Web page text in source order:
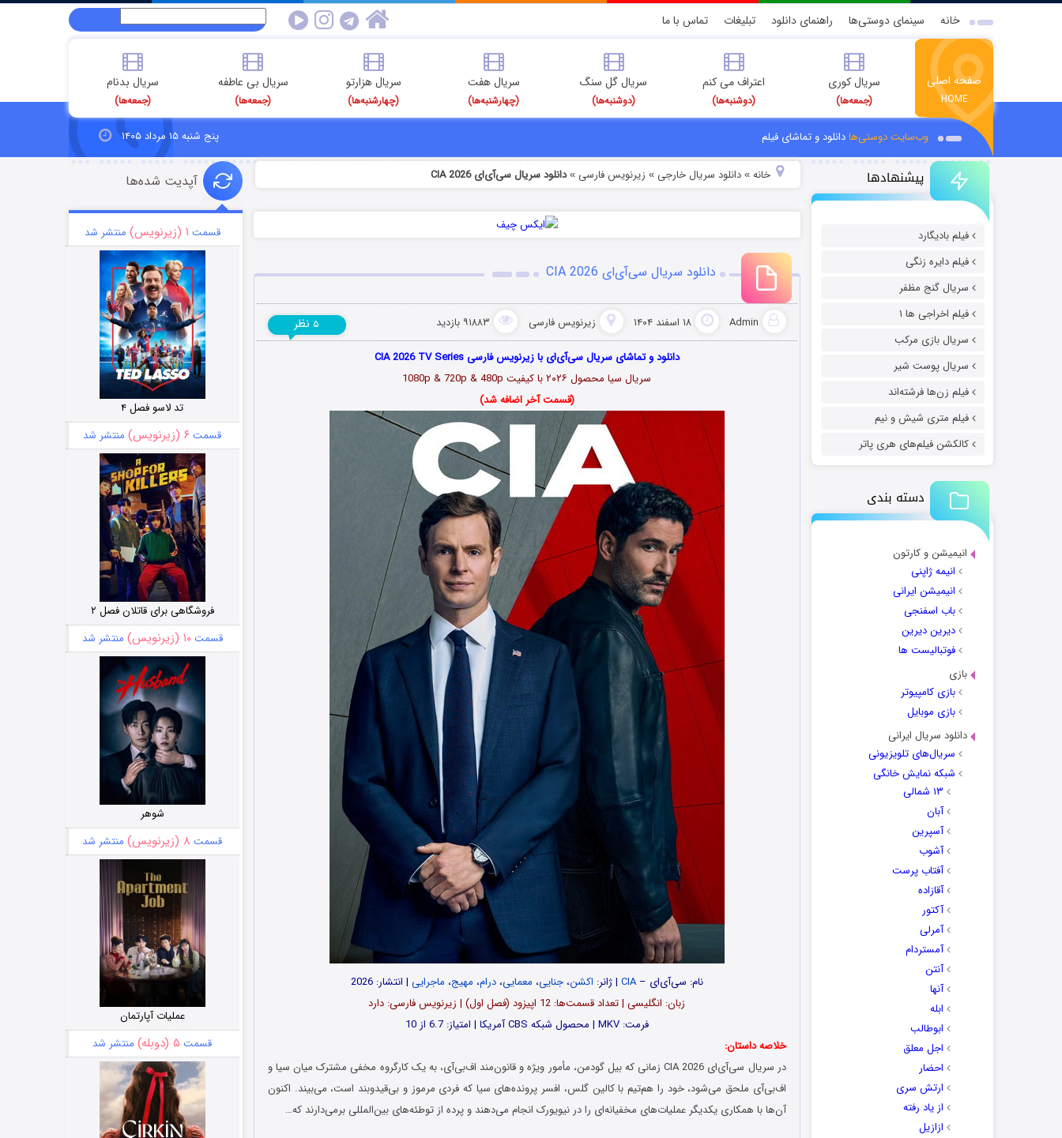
خانه سینمای دوستی‌ها راهنمای دانلود تبلیغات تماس با ما
صفحه اصلی
HOME
سریال کوری
(جمعه‌ها)
اعتراف می کنم
(دوشنبه‌ها)
سریال گل سنگ
(دوشنبه‌ها)
سریال هفت
(چهارشنبه‌ها)
سریال هزارتو
(چهارشنبه‌ها)
سریال بی عاطفه
(جمعه‌ها)
سریال بدنام
(جمعه‌ها)
وب‌سایت دوستی‌هادانلود و تماشای فیلم پنج شنبه ۱۵ مرداد ۱۴۰۵
پیشنهادها
فیلم بادیگارد
فیلم دایره زنگی
سریال گنج مظفر
فیلم اخراجی ها ۱
سریال بازی مرکب
سریال پوست شیر
فیلم زن‌ها فرشته‌اند
فیلم متری شیش و نیم
کالکشن فیلم‌های هری پاتر
دسته بندی
انیمیشن و کارتون
انیمه ژاپنی
انیمیشن ایرانی
باب اسفنجی
دیرین دیرین
فوتبالیست ها
بازی
بازی کامپیوتر
بازی موبایل
دانلود سریال ایرانی
سریال‌های تلویزیونی
شبکه نمایش خانگی
۱۳ شمالی
آبان
آسپرین
آشوب
آفتاب پرست
آقازاده
آکتور
آمرلی
آمستردام
آنتن
آنها
ابله
ابوطالب
اجل معلق
احضار
ارتش سری
از یاد رفته
ازازیل
خانه» دانلود سریال خارجی » زیرنویس فارسی »دانلود سریال سی‌آی‌ای CIA 2026
دانلود سریال سی‌آی‌ای CIA 2026
Admin ۱۸ اسفند ۱۴۰۴ زیرنویس فارسی ۹۱۸۸۳ بازدید ۵ نظر
دانلود و تماشای سریال سی‌آی‌ای با زیرنویس فارسی CIA 2026 TV Series
سریال سیا محصول ۲۰۲۶ با کیفیت 1080p & 720p & 480p
(قسمت آخر اضافه شد)
نام: سی‌آی‌ای –CIA | ژانر: اکشن،جنایی، معمایی،درام، مهیج، ماجرایی | انتشار: 2026
زبان: انگلیسی | تعداد قسمت‌‌‌‌ها: 12 اپیزود (فصل اول) | زیرنویس فارسی: دارد
فرمت: MKV | محصول شبکه CBS آمریکا | امتیاز: 6.7 از 10
خلاصه داستان:
در سریال سی‌آی‌ای CIA 2026 زمانی که بیل گودمن، مأمور ویژه و قانون‌مند اف‌بی‌آی، به یک کارگروه مخفی مشترک میان سیا و
اف‌بی‌آی ملحق می‌شود، خود را هم‌تیم با کالین گلس، افسر پرونده‌های سیا که فردی مرموز و بی‌قید‌وبند است، می‌بیند. اکنون
آن‌ها با همکاری یکدیگر عملیات‌های مخفیانه‌ای را در نیویورک انجام می‌دهند و پرده از توطئه‌های بین‌المللی برمی‌دارند که…
آپدیت شده‌ها
قسمت ۱ (زیرنویس) منتشر شد
تد لاسو فصل ۴
قسمت ۶ (زیرنویس) منتشر شد
فروشگاهی برای قاتلان فصل ۲
قسمت۱۰ (زیرنویس) منتشر شد
شوهر
قسمت ۸ (زیرنویس) منتشر شد
عملیات آپارتمان
قسمت ۵ (دوبله) منتشر شد